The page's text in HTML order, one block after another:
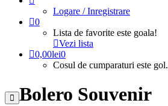
Logare / Inregistrare
0
Lista de favorite este goala!
Vezi lista
0,00lei0
Cosul de cumparaturi este gol.
Bolero Souvenir